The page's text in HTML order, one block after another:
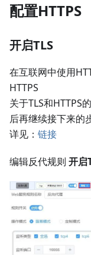
配置HTTPS
开启TLS
在互联网中使用
HTTPS
关于TLS和HTTPS
后再继续接下来的
详见： 链接
编辑反代规则 开启